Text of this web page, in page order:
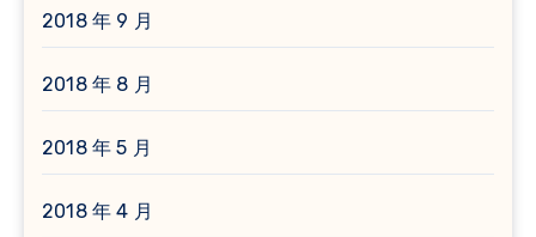
2018 年 9 月
2018 年 8 月
2018 年 5 月
2018 年 4 月